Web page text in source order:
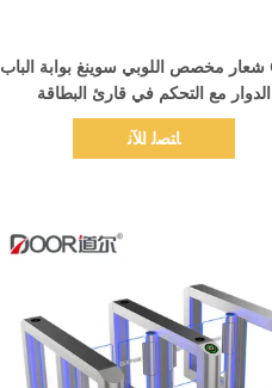
OEM شعار مخصص اللوبي سوينغ بوابة الباب
الدوار مع التحكم في قارئ البطاقة
ﺎﺘﺼﻟ ﺍﻶﻧ